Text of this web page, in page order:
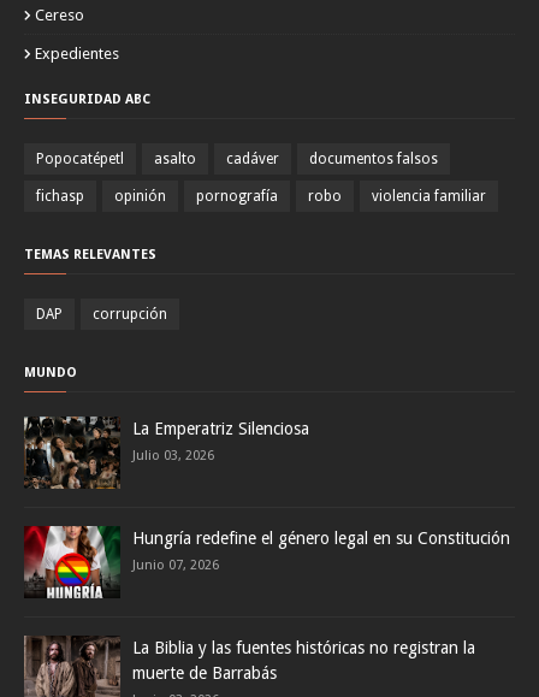
Cereso
Expedientes
INSEGURIDAD ABC
Popocatépetl asalto cadáver documentos falsos
fichasp opinión pornografía robo violencia familiar
TEMAS RELEVANTES
DAP corrupción
MUNDO
La Emperatriz Silenciosa
Julio 03, 2026
Hungría redefine el género legal en su Constitución
Junio 07, 2026
La Biblia y las fuentes históricas no registran la
muerte de Barrabás